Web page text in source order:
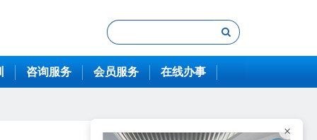
咨询服务 会员服务 在线办事
×